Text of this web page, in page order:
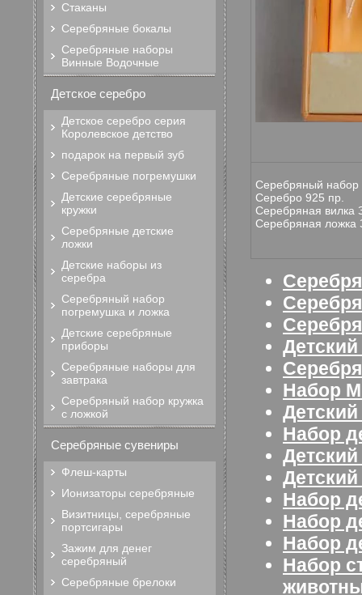
Серебряный набор
Серебро 925 пр.
Серебряная вилка
Серебряная ложка
Набор
Набор
Набор
Набор
Набор
Набор
Стаканы
Серебряные бокалы
Серебряные наборы
Винные Водочные
Детское серебро
Детское серебро серия
Королевское детство
подарок на первый зуб
Серебряные погремушки
Детские серебряные
кружки
Серебряные детские
ложки
Детские наборы из
серебра
Серебряный набор
погремушка и ложка
Детские серебряные
приборы
Серебряные наборы для
завтрака
Серебряный набор кружка
с ложкой
Серебряные сувениры
Флеш-карты
Ионизаторы серебряные
Визитницы, серебряные
портсигары
Зажим для денег
серебряный
Серебряные брелоки